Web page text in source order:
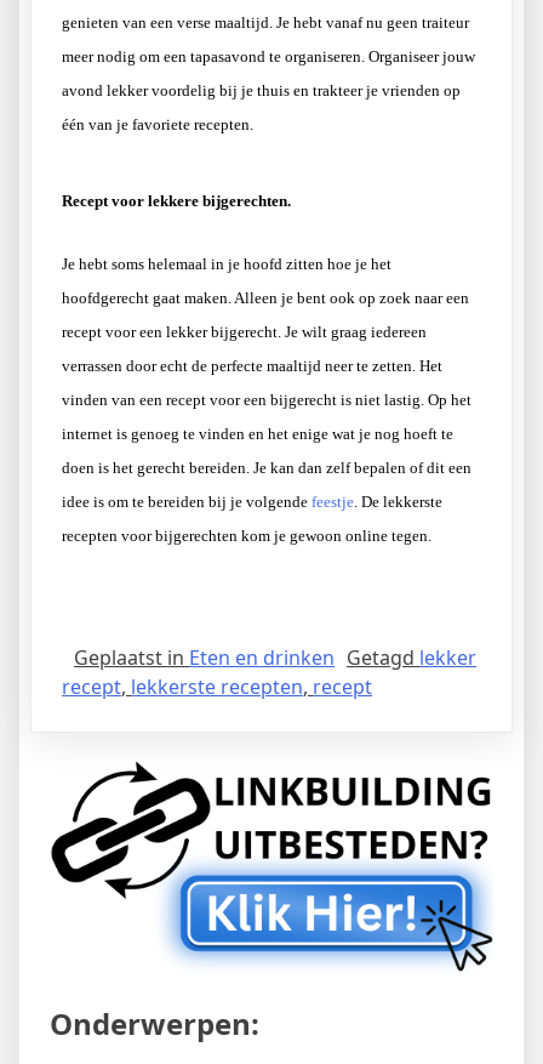
genieten van een verse maaltijd. Je hebt vanaf nu geen traiteur
meer nodig om een tapasavond te organiseren. Organiseer jouw
avond lekker voordelig bij je thuis en trakteer je vrienden op
één van je favoriete recepten.
Recept voor lekkere bijgerechten.
Je hebt soms helemaal in je hoofd zitten hoe je het
hoofdgerecht gaat maken. Alleen je bent ook op zoek naar een
recept voor een lekker bijgerecht. Je wilt graag iedereen
verrassen door echt de perfecte maaltijd neer te zetten. Het
vinden van een recept voor een bijgerecht is niet lastig. Op het
internet is genoeg te vinden en het enige wat je nog hoeft te
doen is het gerecht bereiden. Je kan dan zelf bepalen of dit een
idee is om te bereiden bij je volgende feestje. De lekkerste
recepten voor bijgerechten kom je gewoon online tegen.
Geplaatst in Eten en drinken Getagd lekker
recept, lekkerste recepten, recept
Onderwerpen: